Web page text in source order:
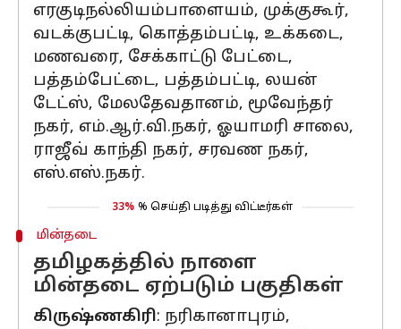
எரகுடிநல்லியம்பாளையம், முக்குகூர்,
வடக்குபட்டி, கொத்தம்பட்டி, உக்கடை,
மணவரை, சேக்காட்டு பேட்டை,
பத்தம்பேட்டை, பத்தம்பட்டி, லயன்
டேட்ஸ், மேலதேவதானம், மூவேந்தர்
நகர், எம்.ஆர்.வி.நகர், ஓயாமரி சாலை,
ராஜீவ் காந்தி நகர், சரவண நகர்,
எஸ்.எஸ்.நகர்.
33% % செய்தி படித்து விட்டீர்கள்
மின்தடை
தமிழகத்தில் நாளை
மின்தடை ஏற்படும் பகுதிகள்
கிருஷ்ணகிரி: நரிகானாபுரம்,